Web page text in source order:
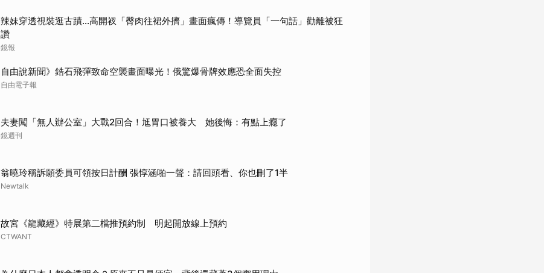
辣妹穿透視裝逛古蹟…高開衩「臀肉往裙外擠」畫面瘋傳！導覽員「一句話」勸離被狂
讚
鏡報
自由說新聞》鋯石飛彈致命空襲畫面曝光！俄驚爆骨牌效應恐全面失控
自由電子報
夫妻闖「無人辦公室」大戰2回合！尪胃口被養大 她後悔：有點上癮了
鏡週刊
翁曉玲稱訴願委員可領按日計酬 張惇涵啪一聲：請回頭看、你也刪了1半
Newtalk
故宮《龍藏經》特展第二檔推預約制 明起開放線上預約
CTWANT